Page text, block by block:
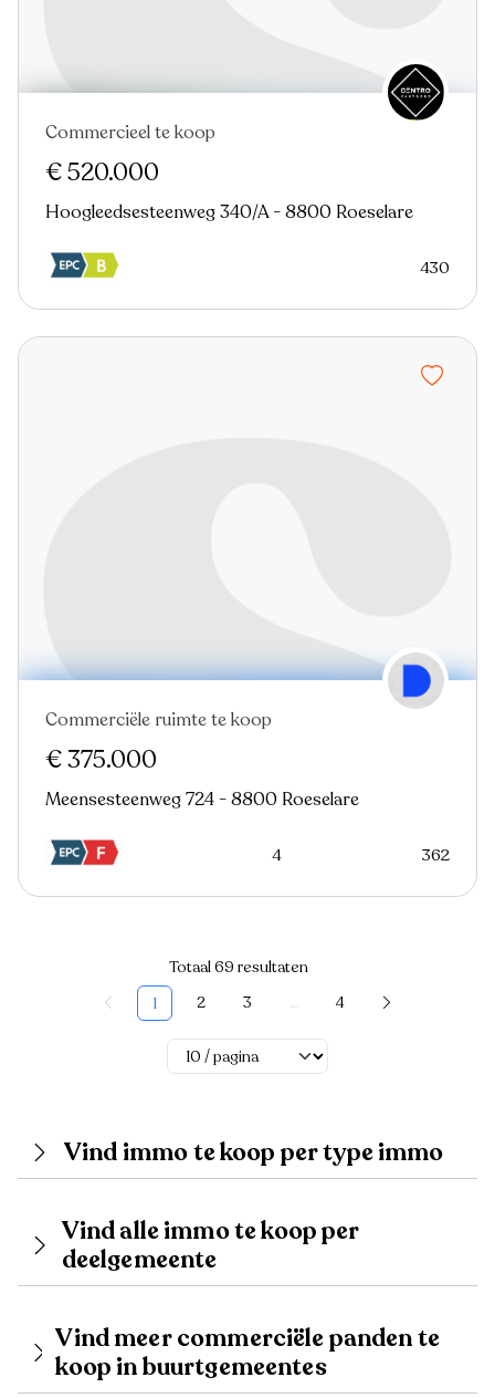
Commercieel te koop
€ 520.000
Hoogleedsesteenweg 340/A - 8800 Roeselare
430
Commerciële ruimte te koop
€ 375.000
Meensesteenweg 724 - 8800 Roeselare
4 362
Totaal 69 resultaten
1
2 3 ... 4
Vind immo te koop per type immo
Vind alle immo te koop per
deelgemeente
Vind meer commerciële panden te
koop in buurtgemeentes